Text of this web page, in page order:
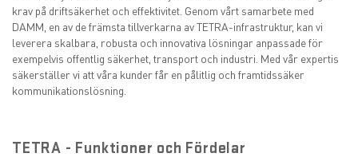
krav på driftsäkerhet och effektivitet. Genom vårt samarbete med
DAMM, en av de främsta tillverkarna av TETRA-infrastruktur, kan vi
leverera skalbara, robusta och innovativa lösningar anpassade för
exempelvis offentlig säkerhet, transport och industri. Med vår expertis
säkerställer vi att våra kunder får en pålitlig och framtidssäker
kommunikationslösning.
TETRA - Funktioner och Fördelar